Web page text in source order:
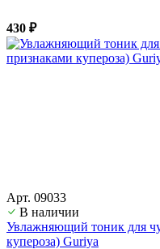
430 ₽
Арт. 09033
В наличии
Увлажняющий тоник для
купероза) Guriya